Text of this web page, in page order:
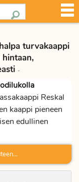
turvakaappi
hintaan,
-
Reskal
kaappi pieneen
edullinen
kassakaappiin.
mallistossa on
ja